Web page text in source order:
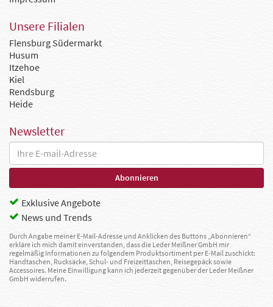
Unsere Filialen
Flensburg Südermarkt
Husum
Itzehoe
Kiel
Rendsburg
Heide
Newsletter
Exklusive Angebote
News und Trends
Durch Angabe meiner E-Mail-Adresse und Anklicken des Buttons „Abonnieren“
erkläre ich mich damit einverstanden, dass die Leder Meißner GmbH mir
regelmäßig Informationen zu folgendem Produktsortiment per E-Mail zuschickt:
Handtaschen, Rucksäcke, Schul- und Freizeittaschen, Reisegepäck sowie
Accessoires. Meine Einwilligung kann ich jederzeit gegenüber der Leder Meißner
GmbH widerrufen.